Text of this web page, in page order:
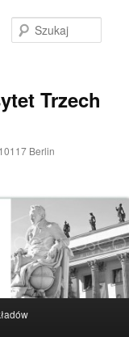
Trzech
Berlin